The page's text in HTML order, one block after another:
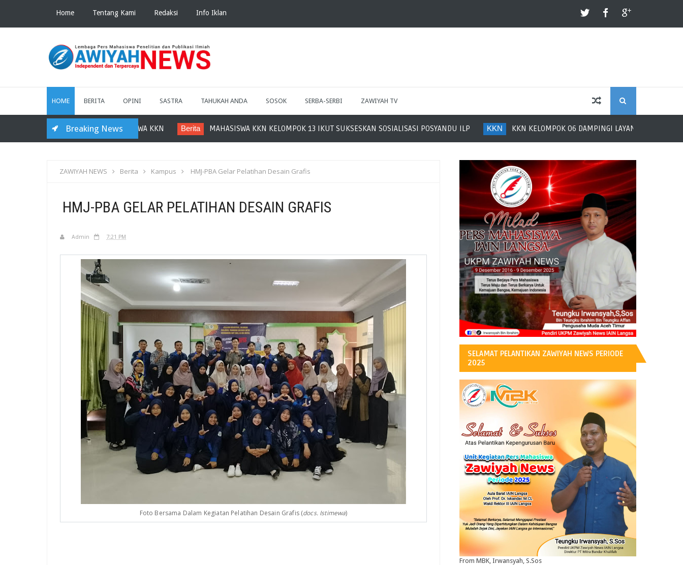
Home Tentang Kami Redaksi Info Iklan
HOME BERITA OPINI SASTRA TAHUKAH ANDA SOSOK SERBA-SERBI ZAWIYAH TV
E
R
C
H
Breaking News
RESMI DILUNCURKAN MAHASISWA KKN Berita MAHASISWA KKN KELOMPOK 13 IKUT SUKSESKAN SOSIALISASI POSYANDU ILP KKN KKN KELOMPOK 06 DAMPINGI LAYANAN POSYANDU
ZAWIYAH NEWS Berita Kampus HMJ-PBA Gelar Pelatihan Desain Grafis
HMJ-PBA GELAR PELATIHAN DESAIN GRAFIS
Admin 7:21 PM
Foto Bersama Dalam Kegiatan Pelatihan Desain Grafis (docs. Istimewa)
SELAMAT PELANTIKAN ZAWIYAH NEWS PERIODE
2025
From MBK, Irwansyah, S.Sos